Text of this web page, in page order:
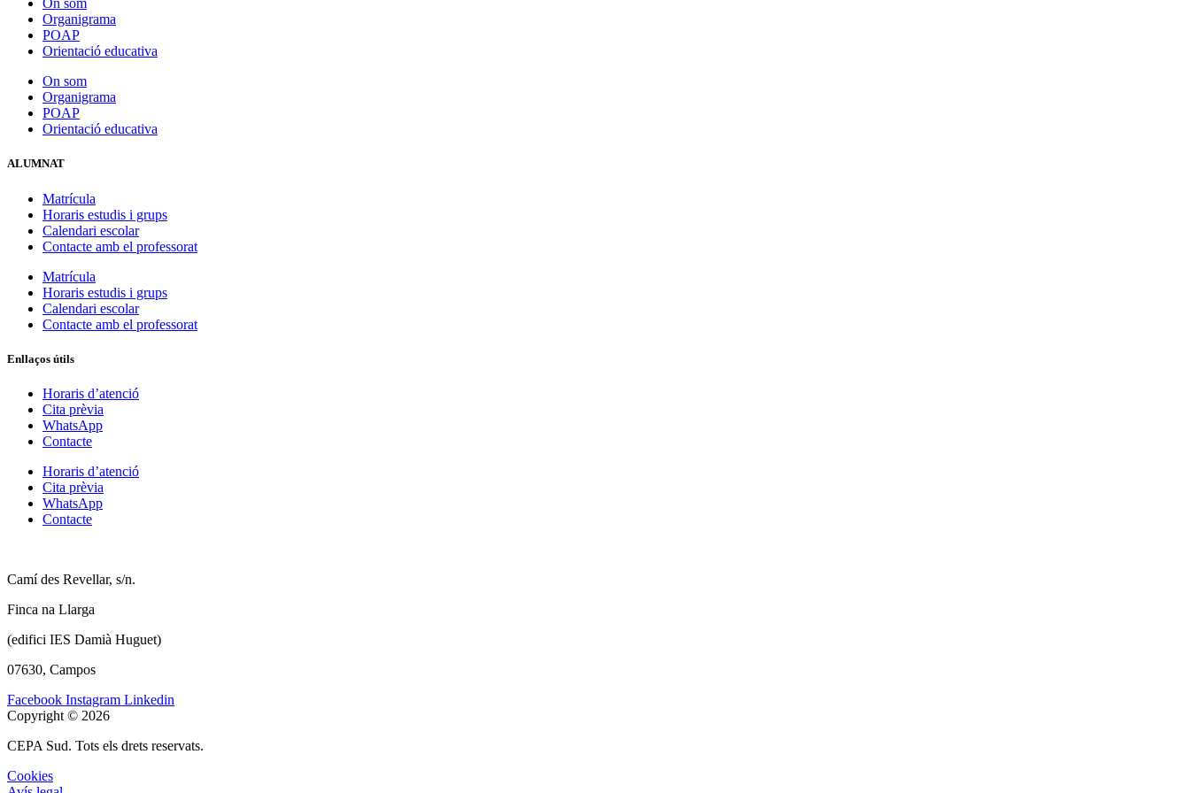
On som
Organigrama
POAP
Orientació educativa
On som
Organigrama
POAP
Orientació educativa
ALUMNAT
Matrícula
Horaris estudis i grups
Calendari escolar
Contacte amb el professorat
Matrícula
Horaris estudis i grups
Calendari escolar
Contacte amb el professorat
Enllaços útils
Horaris d’atenció
Cita prèvia
WhatsApp
Contacte
Horaris d’atenció
Cita prèvia
WhatsApp
Contacte
Camí des Revellar, s/n.
Finca na Llarga
(edifici IES Damià Huguet)
07630, Campos
Facebook Instagram Linkedin
Copyright © 2026
CEPA Sud. Tots els drets reservats.
Cookies